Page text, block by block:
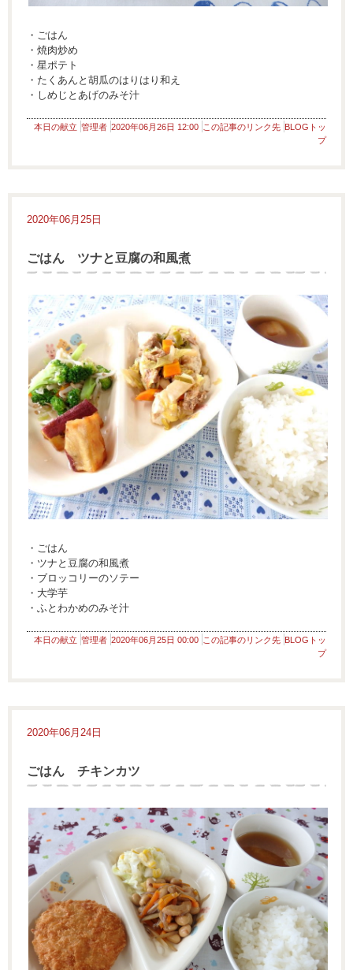
・ごはん
・焼肉炒め
・星ポテト
・たくあんと胡瓜のはりはり和え
・しめじとあげのみそ汁
本日の献立 管理者 2020年06月26日 12:00 この記事のリンク先 BLOGトッ
プ
2020年06月25日
ごはん ツナと豆腐の和風煮
・ごはん
・ツナと豆腐の和風煮
・ブロッコリーのソテー
・大学芋
・ふとわかめのみそ汁
本日の献立 管理者 2020年06月25日 00:00 この記事のリンク先 BLOGトッ
プ
2020年06月24日
ごはん チキンカツ